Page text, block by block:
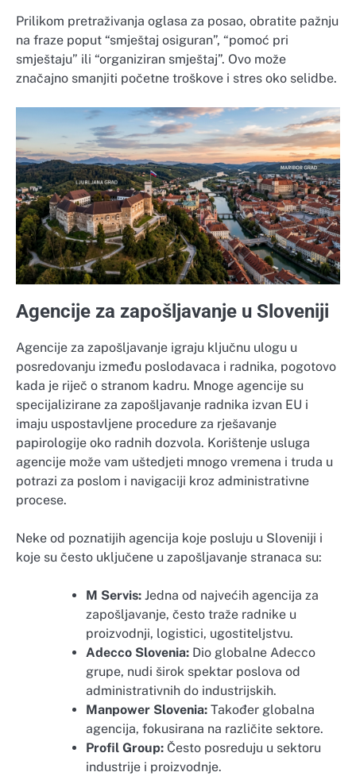
Prilikom pretraživanja oglasa za posao, obratite pažnju
na fraze poput “smještaj osiguran”, “pomoć pri
smještaju” ili “organiziran smještaj”. Ovo može
značajno smanjiti početne troškove i stres oko selidbe.
Agencije za zapošljavanje u Sloveniji
Agencije za zapošljavanje igraju ključnu ulogu u
posredovanju između poslodavaca i radnika, pogotovo
kada je riječ o stranom kadru. Mnoge agencije su
specijalizirane za zapošljavanje radnika izvan EU i
imaju uspostavljene procedure za rješavanje
papirologije oko radnih dozvola. Korištenje usluga
agencije može vam uštedjeti mnogo vremena i truda u
potrazi za poslom i navigaciji kroz administrativne
procese.
Neke od poznatijih agencija koje posluju u Sloveniji i
koje su često uključene u zapošljavanje stranaca su:
M Servis: Jedna od najvećih agencija za
zapošljavanje, često traže radnike u
proizvodnji, logistici, ugostiteljstvu.
Adecco Slovenia: Dio globalne Adecco
grupe, nudi širok spektar poslova od
administrativnih do industrijskih.
Manpower Slovenia: Također globalna
agencija, fokusirana na različite sektore.
Profil Group: Često posreduju u sektoru
industrije i proizvodnje.